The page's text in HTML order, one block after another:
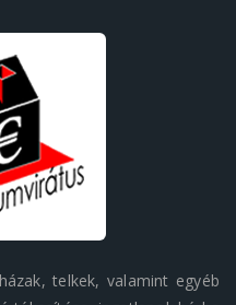
telkek, valamint egyéb